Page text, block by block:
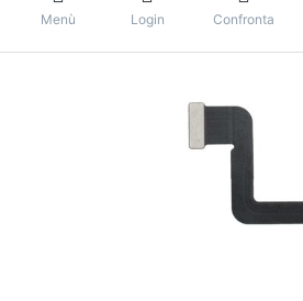
Menù Login Confronta